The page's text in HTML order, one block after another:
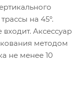
на 45°.
Аксессуар
методом
не менее 10